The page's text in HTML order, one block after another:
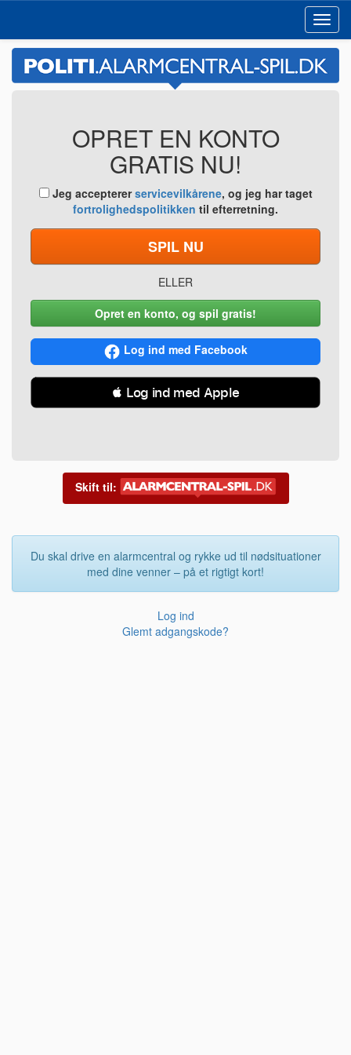
OPRET EN KONTO
GRATIS NU!
Jeg acceptererservicevilkårene, og jeg har taget
fortrolighedspolitikken til efterretning.
SPIL NU
ELLER
Opret en konto, og spil gratis!
Log ind med Facebook
 Log ind med Apple
Skift til:
Du skal drive en alarmcentral og rykke ud til nødsituationer
med dine venner – på et rigtigt kort!
Log ind
Glemt adgangskode?